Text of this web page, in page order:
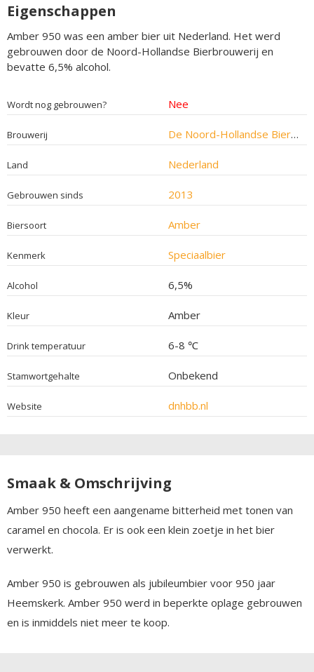
Eigenschappen
Amber 950 was een amber bier uit Nederland. Het werd
gebrouwen door de Noord-Hollandse Bierbrouwerij en
bevatte 6,5% alcohol.
Wordt nog gebrouwen? Nee
Brouwerij De Noord-Hollandse Bierbrouwerij
Land Nederland
Gebrouwen sinds 2013
Biersoort Amber
Kenmerk Speciaalbier
Alcohol 6,5%
Kleur Amber
Drink temperatuur 6-8 ℃
Stamwortgehalte Onbekend
Website dnhbb.nl
Smaak & Omschrijving
Amber 950 heeft een aangename bitterheid met tonen van
caramel en chocola. Er is ook een klein zoetje in het bier
verwerkt.
Amber 950 is gebrouwen als jubileumbier voor 950 jaar
Heemskerk. Amber 950 werd in beperkte oplage gebrouwen
en is inmiddels niet meer te koop.